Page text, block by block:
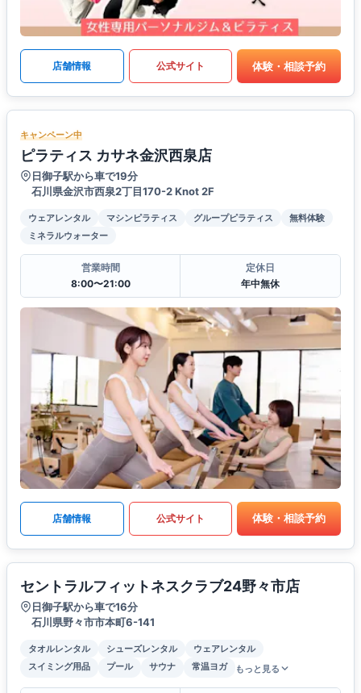
店舗情報 公式サイト 体験・相談予約
キャンペーン中
ピラティス カサネ金沢西泉店
日御子駅から車で19分
石川県金沢市西泉2丁目170-2 Knot 2F
ウェアレンタル マシンピラティス グループピラティス
無料体験
ミネラルウォーター
営業時間
8:00〜21:00
定休日
年中無休
店舗情報 公式サイト 体験・相談予約
セントラルフィットネスクラブ24野々市店
日御子駅から車で16分
石川県野々市市本町6-141
タオルレンタル シューズレンタル
ウェアレンタル
スイミング用品
プール サウナ 常温ヨガ もっと見る